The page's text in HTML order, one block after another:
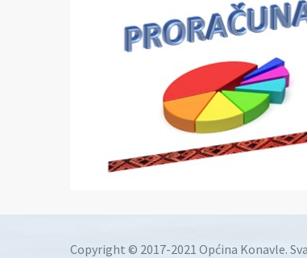
Copyright © 2017-2021 Općina Konavle.